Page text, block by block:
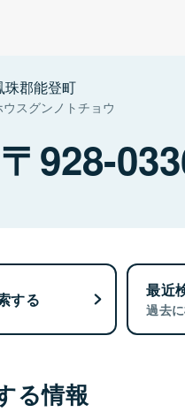
珠郡能登町
ウスグンノトチョウ
928-
する 最近
過去
る情報